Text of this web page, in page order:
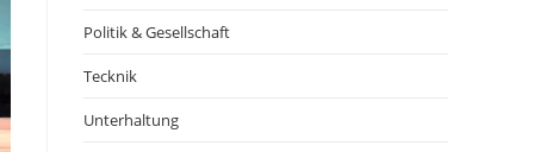
Politik & Gesellschaft
Tecknik
Unterhaltung